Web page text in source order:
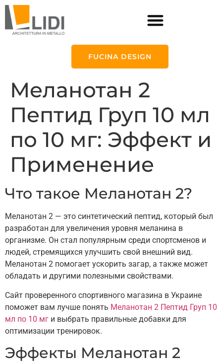
FUCINA DESIGN
Меланотан 2
Пептид Груп 10 мл
по 10 мг: Эффект и
Применение
Что такое Меланотан 2?
Меланотан 2 — это синтетический пептид, который был
разработан для увеличения уровня меланина в
организме. Он стал популярным среди спортсменов и
людей, стремящихся улучшить свой внешний вид.
Меланотан 2 помогает ускорить загар, а также может
обладать и другими полезными свойствами.
Сайт проверенного спортивного магазина в Украине
поможет вам лучше понять Меланотан 2 Пептид Груп 10
мл по 10 мг и выбрать правильные добавки для
оптимизации тренировок.
Эффекты Меланотан 2